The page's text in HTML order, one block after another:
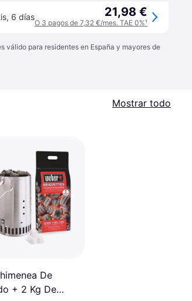
, 6 días 21,98 €
O 3 pagos de 7,32 €/mes. TAE 0%¹
válido para residentes en España y mayores de
Mostrar todo
De
+ 2 Kg De